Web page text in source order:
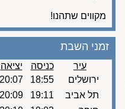
מקווים שתהנו!
זמני השבת
עיר כניסה
יציאה
ירושלים
18:55
20:07
תל אביב
19:11
20:09